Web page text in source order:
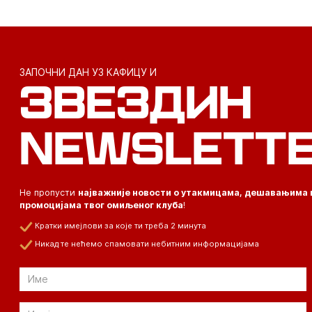
ЗАПОЧНИ ДАН УЗ КАФИЦУ И
ЗВЕЗДИН
Не пропусти најважније новости о утакмицама, дешавањима
промоцијама твог омиљеног клуба!
Кратки имејлови за које ти треба 2 минута
Никад те нећемо спамовати небитним информацијама
Email
Email